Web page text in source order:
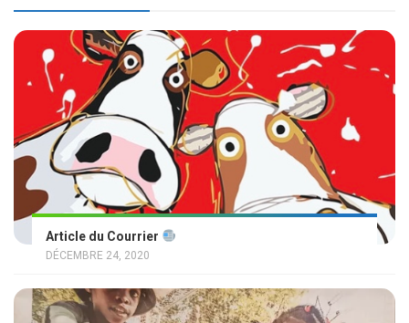
Article du Courrier
DÉCEMBRE 24, 2020